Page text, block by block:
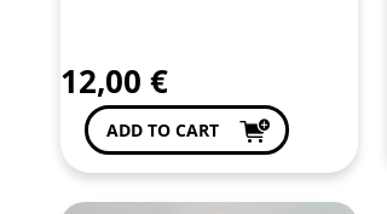
12,00€
ADD TO CART